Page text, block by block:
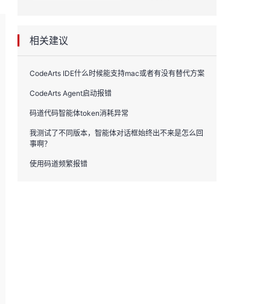
相关建议
CodeArts IDE什么时候能支持mac或者有没有替代方案
CodeArts Agent启动报错
码道代码智能体token消耗异常
我测试了不同版本，智能体对话框始终出不来是怎么回
事啊？
使用码道频繁报错